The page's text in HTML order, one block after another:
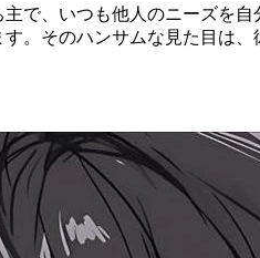
で、いつも他人のニーズを
。そのハンサムな見た目は